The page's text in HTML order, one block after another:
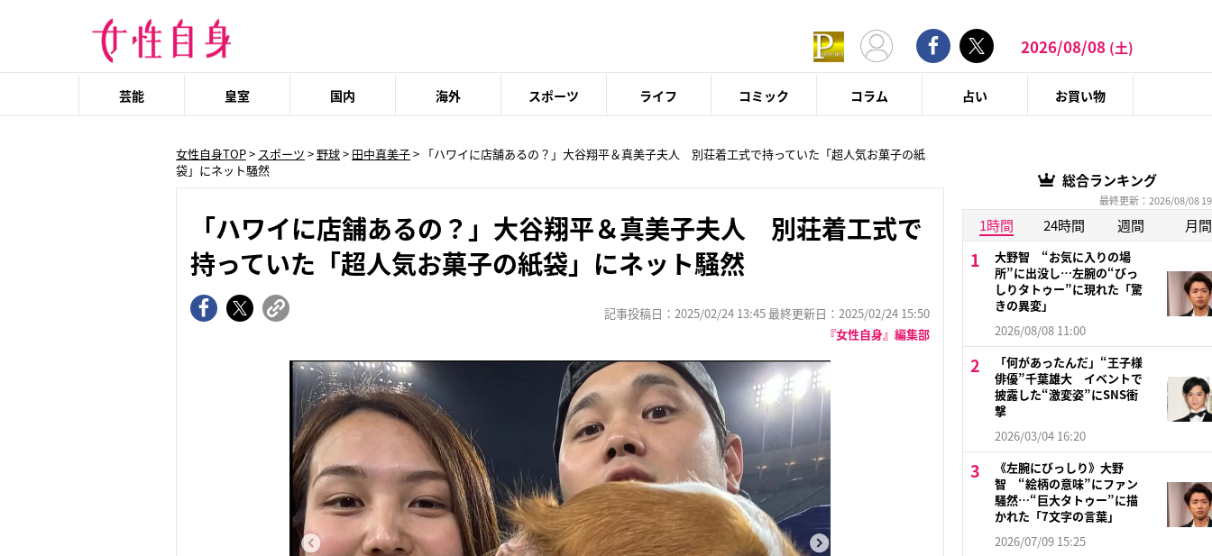
2026/08/08 (土)
芸能 皇室 国内 海外 スポーツ ライフ コミック コラム 占い お買い物
女性自身TOP> スポーツ > 野球> 田中真美子> 「ハワイに店舗あるの？」大谷翔平＆真美子夫人 別荘着工式で持っていた「超人気お菓子の紙
袋」にネット騒然
「ハワイに店舗あるの？」大谷翔平＆真美子夫人 別荘着工式で
持っていた「超人気お菓子の紙袋」にネット騒然
記事投稿日：2025/02/24 13:45 最終更新日：2025/02/24 15:50
『女性自身』編集部
総合ランキング
最終更新：2026/08/08
1時間 24時間 週間 月間
大野智 “お気に入りの場
所”に出没し…左腕の“びっ
しりタトゥー”に現れた「驚
きの異変」
2026/08/08 11:00
「何があったんだ」“王子様
俳優”千葉雄大 イベントで
披露した“激変姿”にSNS衝
撃
2026/03/04 16:20
《左腕にびっしり》大野
智 “絵柄の意味”にファン
騒然…“巨大タトゥー”に描
かれた「7文字の言葉」
2026/07/09 15:25